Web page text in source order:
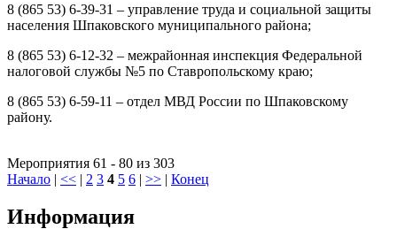
8 (865 53) 6-39-31 – управление труда и социальной защиты
населения Шпаковского муниципального района;
8 (865 53) 6-12-32 – межрайонная инспекция Федеральной
налоговой службы №5 по Ставропольскому краю;
8 (865 53) 6-59-11 – отдел МВД России по Шпаковскому
району.
Мероприятия 61 - 80 из 303
Начало | << | 2 3 4 5 6 | >> | Конец
Информация